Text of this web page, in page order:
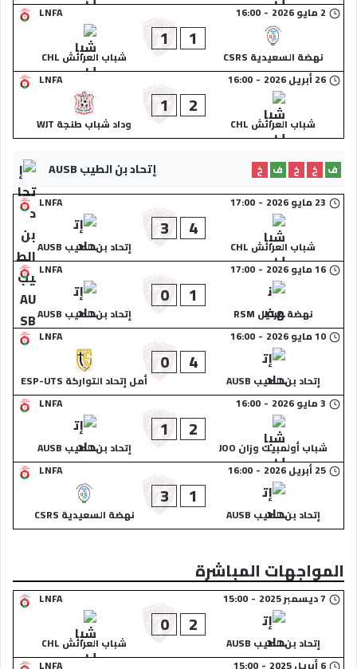
LNFA
2 مايو 2026 -
16:00
نهضة السعيدية CSRS
1
1
شباب العرائش CHL
LNFA
26 أبريل 2026 -
16:00
شباب العرائش CHL
2
1
وداد شباب طنجة WJT
إتحاد بن الطيب AUSB ف خ خ ف
خ
LNFA
23 مايو 2026 -
17:00
شباب العرائش CHL
4
3
إتحاد بن الطيب AUSB
LNFA
16 مايو 2026 -
17:00
نهضة مرتيل RSM
1
0
إتحاد بن الطيب AUSB
LNFA
10 مايو 2026 -
16:00
إتحاد بن الطيب AUSB
4
0
أمل إتحاد التواركة ESP-UTS
LNFA
3 مايو 2026 -
16:00
شباب أولمبيك وزان JOO
2
1
إتحاد بن الطيب AUSB
LNFA
25 أبريل 2026 -
16:00
إتحاد بن الطيب AUSB
1
3
نهضة السعيدية CSRS
المواجهات المباشرة
LNFA 7 ديسمبر 2025 -
15:00
إتحاد بن الطيب AUSB
2
0
شباب العرائش CHL